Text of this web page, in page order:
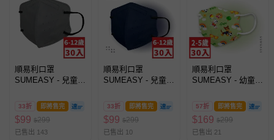
順易利口罩
SUMEASY - 兒童鬆
空灰 (S，約12.5cm
x 9.8cm，6-12歲適
用)-30入
33折 即將售完
$99 $299
已售出 143
順易利口罩
SUMEASY - 兒童鬆
空藍 (S，約12.5cm
x 9.8cm，6-12歲適
用)-30入
33折 即將售完
$99 $299
已售出 10
順易利口罩
SUMEASY - 幼童鬆
汪隊-夏日時光
(XS，約9cm x
11.2cm ± 5%，3-5
歲適用)-30入
57折 即將售完
$169 $299
已售出 21